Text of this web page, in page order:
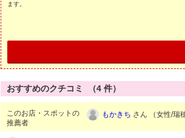
ます。
おすすめのクチコミ （4 件）
このお店・スポットの
推薦者
もかきち さん （女性/瑞